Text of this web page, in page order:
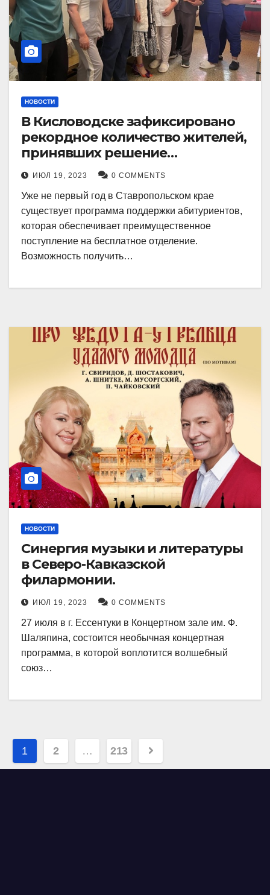
НОВОСТИ
В Кисловодске зафиксировано
рекордное количество жителей,
принявших решение
воспользоваться
установленными мерами, с
целью поступления в
медицинский вуз в районе.
ИЮЛ 19, 2023 0 COMMENTS
Уже не первый год в Ставропольском крае
существует программа поддержки абитуриентов,
которая обеспечивает преимущественное
поступление на бесплатное отделение.
Возможность получить…
НОВОСТИ
Синергия музыки и литературы
в Северо-Кавказской
филармонии.
ИЮЛ 19, 2023 0 COMMENTS
27 июля в г. Ессентуки в Концертном зале им. Ф.
Шаляпина, состоится необычная концертная
программа, в которой воплотится волшебный
союз…
Навигация
по
1 2 … 213